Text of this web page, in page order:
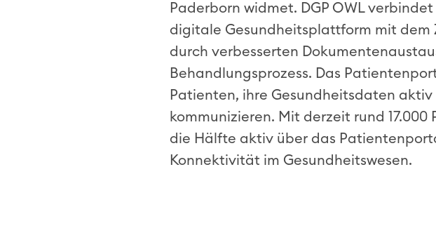
Paderborn widmet. DGP OWL
digitale Gesundheitsplattform mit dem
durch verbesserten
Behandlungsprozess. Das
Patienten, ihre Gesundheitsdaten
kommunizieren. Mit derzeit rund
die Hälfte aktiv über das
Konnektivität im Gesundheitswesen.